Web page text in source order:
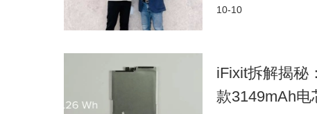
VR过山车，享受超8K分辨率的低延迟传输带来的
类。骁龙已成为下一代交互式娱乐的核心，为玩
与此同时，PC领域也成为骁龙主题馆的另
10-10
iFixit拆解揭秘
款3149mAh电